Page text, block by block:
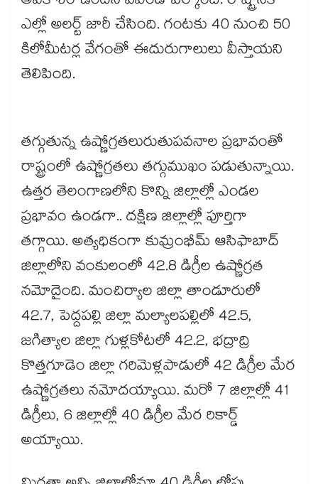
ఎల్లో అలర్ట్ జారీ చేసింది. గంటకు 40 నుంచి 50
కిలోమీటర్ల వేగంతో ఈదురుగాలులు వీస్తాయని
తెలిపింది.
తగ్గుతున్న ఉష్ణోగ్రతలురుతుపవనాల ప్రభావంతో
రాష్ట్రంలో ఉష్ణోగ్రతలు తగ్గుముఖం పడుతున్నాయి.
ఉత్తర తెలంగాణలోని కొన్ని జిల్లాల్లో ఎండల
ప్రభావం ఉండగా.. దక్షిణ జిల్లాల్లో పూర్తిగా
తగ్గాయి. అత్యధికంగా కుమ్రంభీమ్ ఆసిఫాబాద్
జిల్లాలోని వంకులంలో 42.8 డిగ్రీల ఉష్ణోగ్రత
నమోదైంది. మంచిర్యాల జిల్లా తాండూరులో
42.7, పెద్దపల్లి జిల్లా మల్యాలపల్లిలో 42.5,
జగిత్యాల జిల్లా గుళ్లకోటలో 42.2, భద్రాద్రి
కొత్తగూడెం జిల్లా గరిమెళ్లపాడులో 42 డిగ్రీల మేర
ఉష్ణోగ్రతలు నమోదయ్యాయి. మరో 7 జిల్లాల్లో 41
డిగ్రీలు, 6 జిల్లాల్లో 40 డిగ్రీల మేర రికార్డ్
అయ్యాయి.